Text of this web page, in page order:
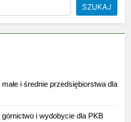
SZUKAJ
i średnie przedsiębiorstwa dla
i wydobycie dla PKB